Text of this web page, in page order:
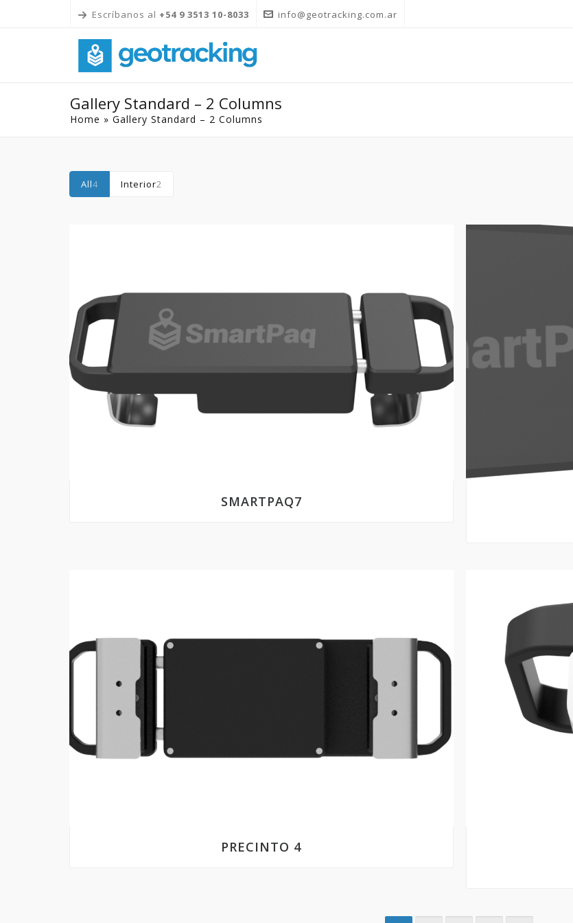
Escríbanos al +54 9 3513 10-8033 info@geotracking.com.ar
Gallery Standard – 2 Columns
Home » Gallery Standard – 2 Columns
All4 Interior2
SMARTPAQ7
PRECINTO 4